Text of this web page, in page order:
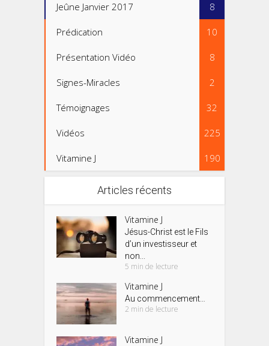
Jeûne Janvier 2017 8
Prédication 10
Présentation Vidéo 8
Signes-Miracles 2
Témoignages 32
Vidéos 225
Vitamine J 190
Articles récents
Vitamine J
Jésus-Christ est le Fils
d’un investisseur et
non...
5 min de lecture
Vitamine J
Au commencement…
2 min de lecture
Vitamine J